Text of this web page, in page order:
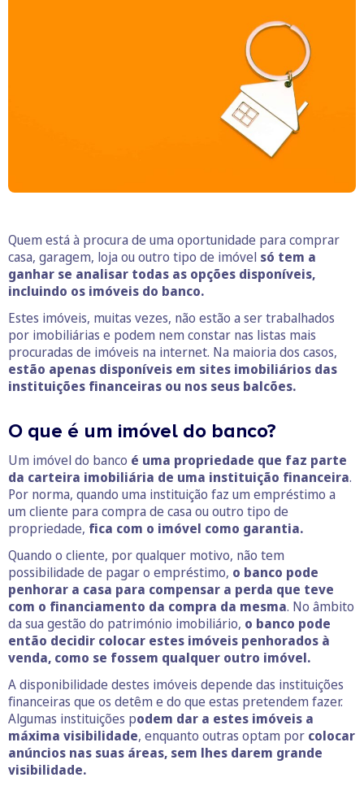
Quem está à procura de uma oportunidade para comprar
casa, garagem, loja ou outro tipo de imóvel só tem a
ganhar se analisar todas as opções disponíveis,
incluindo os imóveis do banco.
Estes imóveis, muitas vezes, não estão a ser trabalhados
por imobiliárias e podem nem constar nas listas mais
procuradas de imóveis na internet. Na maioria dos casos,
estão apenas disponíveis em sites imobiliários das
instituições financeiras ou nos seus balcões.
O que é um imóvel do banco?
Um imóvel do banco é uma propriedade que faz parte
da carteira imobiliária de uma instituição financeira.
Por norma, quando uma instituição faz um empréstimo a
um cliente para compra de casa ou outro tipo de
propriedade, fica com o imóvel como garantia.
Quando o cliente, por qualquer motivo, não tem
possibilidade de pagar o empréstimo, o banco pode
penhorar a casa para compensar a perda que teve
com o financiamento da compra da mesma. No âmbito
da sua gestão do património imobiliário, o banco pode
então decidir colocar estes imóveis penhorados à
venda, como se fossem qualquer outro imóvel.
A disponibilidade destes imóveis depende das instituições
financeiras que os detêm e do que estas pretendem fazer.
Algumas instituições podem dar a estes imóveis a
máxima visibilidade, enquanto outras optam por colocar
anúncios nas suas áreas, sem lhes darem grande
visibilidade.